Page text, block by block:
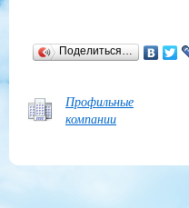
Поделиться…
Профильные
компании